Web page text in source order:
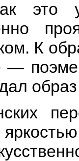
это
К
—